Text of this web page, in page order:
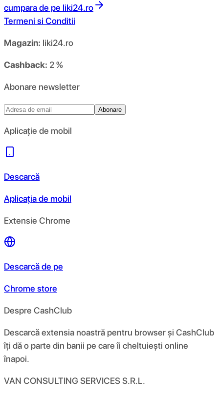
cumpara de pe liki24.ro
Termeni si Conditii
Magazin: liki24.ro
Cashback: 2 %
Abonare newsletter
Abonare
Aplicație de mobil
Descarcă
Aplicația de mobil
Extensie Chrome
Descarcă de pe
Chrome store
Despre CashClub
Descarcă extensia noastră pentru browser și CashClub
îți dă o parte din banii pe care îi cheltuiești online
înapoi.
VAN CONSULTING SERVICES S.R.L.